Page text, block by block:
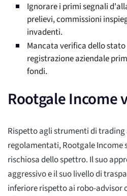
Ignorare i primi segnali
prelievi, commissioni
invadenti.
Mancata verifica dello
registrazione aziendale
fondi.
Rootgale Income
Rispetto agli strumenti di
regolamentati, Rootgale
rischiosa dello spettro. Il suo
aggressivo e il suo livello di
inferiore rispetto ai robo-advisor